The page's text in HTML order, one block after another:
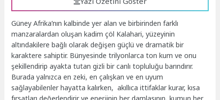
Güney Afrika’nın kalbinde yer alan ve birbirinden farklı
manzaralardan oluşan kadim çöl Kalahari, yüzeyinin
altındakilere bağlı olarak değişen güçlü ve dramatik bir
karaktere sahiptir. Bünyesinde trilyonlarca ton kum ve onu
şekillendirip ayakta tutan gizli bir canlı topluluğu barındırır.
Burada yalnızca en zeki, en çalışkan ve en uyum
sağlayabilenler hayatta kalırken, akıllıca ittifaklar kurar, kısa
fırsatları değerlendirir ve enerjinin her damlasının, kumun her